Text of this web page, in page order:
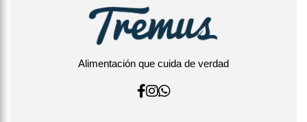
Alimentación que cuida de verdad